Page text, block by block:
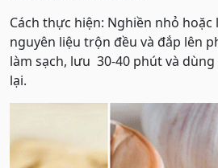
Cách thực hiện: Nghiền nhỏ hoặc
nguyên liệu trộn đều và đắp lên
làm sạch, lưu 30-40 phút và
lại.